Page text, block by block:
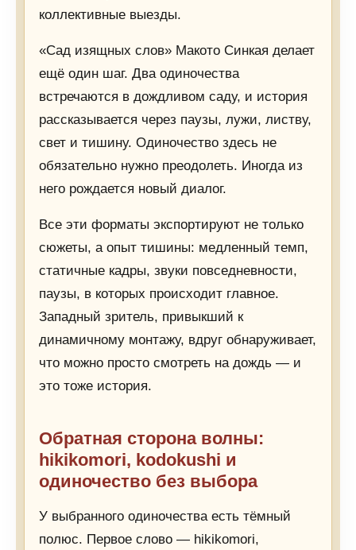
коллективные выезды.
«Сад изящных слов» Макото Синкая делает
ещё один шаг. Два одиночества
встречаются в дождливом саду, и история
рассказывается через паузы, лужи, листву,
свет и тишину. Одиночество здесь не
обязательно нужно преодолеть. Иногда из
него рождается новый диалог.
Все эти форматы экспортируют не только
сюжеты, а опыт тишины: медленный темп,
статичные кадры, звуки повседневности,
паузы, в которых происходит главное.
Западный зритель, привыкший к
динамичному монтажу, вдруг обнаруживает,
что можно просто смотреть на дождь — и
это тоже история.
Обратная сторона волны:
hikikomori, kodokushi и
одиночество без выбора
У выбранного одиночества есть тёмный
полюс. Первое слово — hikikomori,